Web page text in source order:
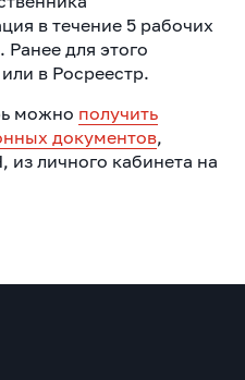
в течение 5 рабочих
для этого
в Росреестр.
можно получить
документов,
из личного кабинета на